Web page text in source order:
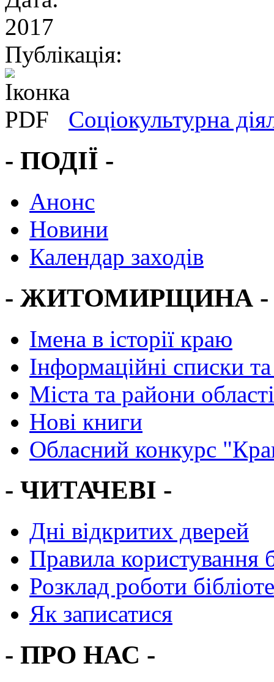
2017
Публікація:
Соціокультурна
- ПОДІЇ -
Анонс
Новини
Календар заходів
- ЖИТОМИРЩИНА -
Імена в історії краю
Інформаційні списки
Міста та райони області
Нові книги
Обласний конкурс
- ЧИТАЧЕВІ -
Дні відкритих дверей
Правила користування
Розклад роботи
Як записатися
- ПРО НАС -